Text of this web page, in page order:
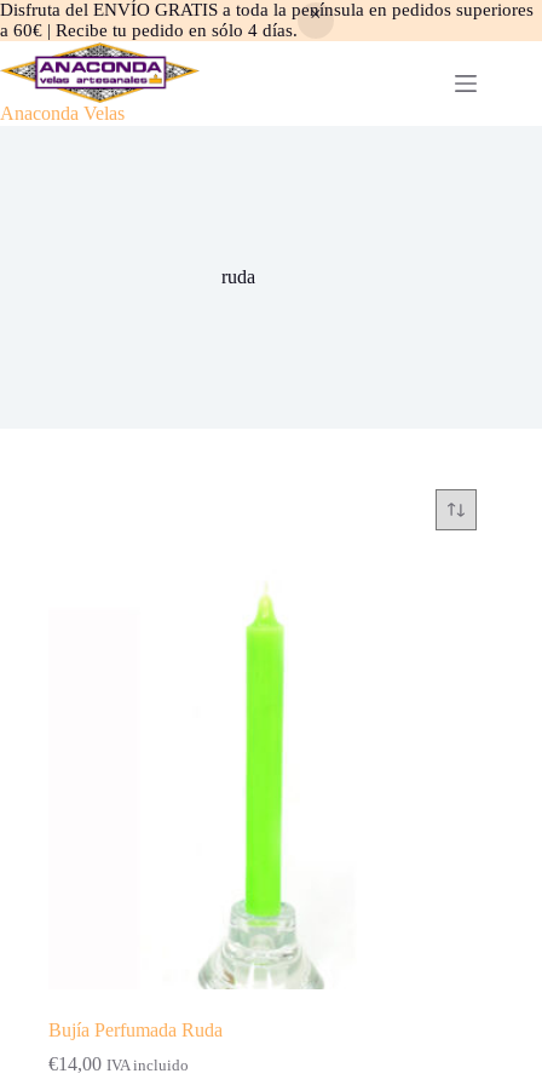
Disfruta del ENVÍO GRATIS a toda la península en pedidos superiores
a 60€ | Recibe tu pedido en sólo 4 días.
al
contenido
Anaconda Velas
ruda
Bujía Perfumada Ruda
€14,00 IVA incluido